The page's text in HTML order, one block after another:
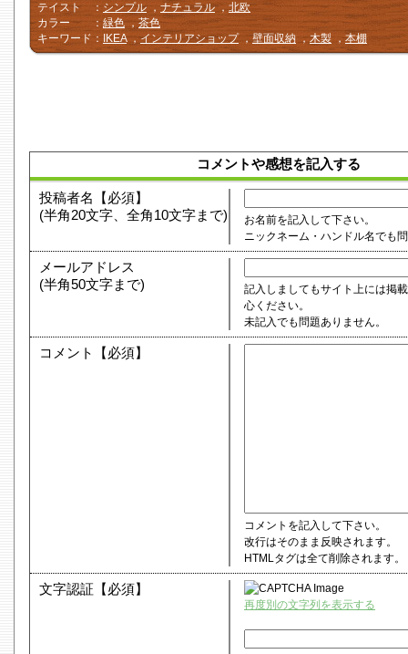
テイスト ： シンプル ， ナチュラル， 北欧
カラー
： 緑色，茶色
キーワード ： IKEA，インテリアショップ， 壁面収納 ，木製 ，本棚
コメントや感想を記入する
投稿者名【必須】
(半角20文字、全角10文字まで)
お名前を記入して下さい。
ニックネーム・ハンドル名でも
メールアドレス
(半角50文字まで)
記入しましてもサイト上には掲
心ください。
未記入でも問題ありません。
コメント【必須】
コメントを記入して下さい。
改行はそのまま反映されます。
HTMLタグは全て削除されます。
文字認証【必須】
再度別の文字列を表示する